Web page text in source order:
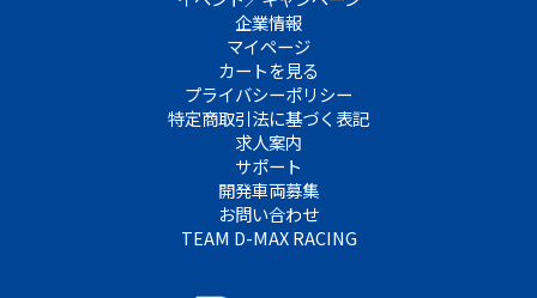
企業情報
マイページ
カートを見る
プライバシーポリシー
特定商取引法に基づく表記
求人案内
サポート
開発車両募集
お問い合わせ
TEAM D-MAX RACING